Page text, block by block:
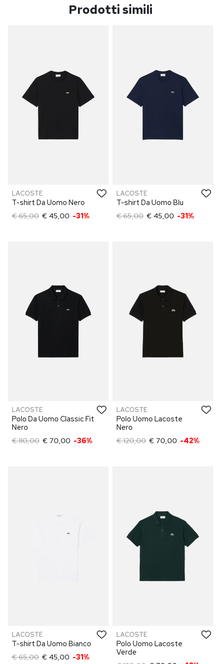
Prodotti simili
LACOSTE
T-shirt Da Uomo Nero
€ 65,00 € 45,00 -31%
LACOSTE
T-shirt Da Uomo Blu
€ 65,00 € 45,00 -31%
LACOSTE
Polo Da Uomo Classic Fit
Nero
€ 110,00 € 70,00 -36%
LACOSTE
Polo Uomo Lacoste
Nero
€ 120,00 € 70,00 -42%
LACOSTE
T-shirt Da Uomo Bianco
€ 65,00 € 45,00 -31%
LACOSTE
Polo Uomo Lacoste
Verde